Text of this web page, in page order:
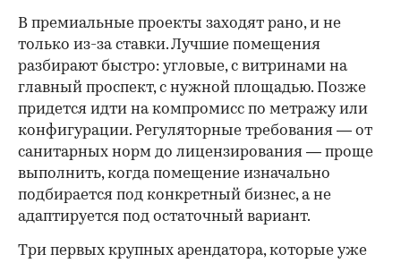
В премиальные проекты заходят рано, и не
только из-за ставки. Лучшие помещения
разбирают быстро: угловые, с витринами на
главный проспект, с нужной площадью. Позже
придется идти на компромисс по метражу или
конфигурации. Регуляторные требования — от
санитарных норм до лицензирования — проще
выполнить, когда помещение изначально
подбирается под конкретный бизнес, а не
адаптируется под остаточный вариант.
Три первых крупных арендатора, которые уже